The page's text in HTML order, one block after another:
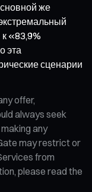
же
«83,9%
эта
сценарии
offer,
always seek
any
may restrict or
from
please read the